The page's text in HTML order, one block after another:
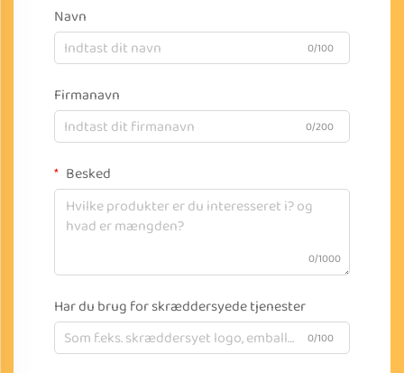
Navn
0/100
Firmanavn
0/200
Besked
0/1000
Har du brug for skræddersyede tjenester
0/100